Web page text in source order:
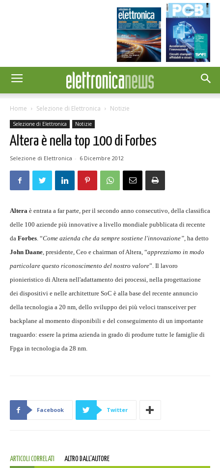
Home Selezione di Elettronica Notizie
Selezione di Elettronica Notizie
Altera è nella top 100 di Forbes
Selezione di Elettronica - 6 Dicembre 2012
Altera è entrata a far parte, per il secondo anno consecutivo, della classifica
delle 100 aziende più innovative a livello mondiale pubblicata di recente
da Forbes. “Come azienda che da sempre sostiene l'innovazione”, ha detto
John Daane, presidente, Ceo e chairman of Altera, “apprezziamo in modo
particolare questo riconoscimento del nostro valore”. Il lavoro
pionieristico di Altera nell'adattamento dei processi, nella progettazione
dei dispositivi e nelle architetture SoC è alla base del recente annuncio
della tecnologia a 20 nm, dello sviluppo dei più veloci transceiver per
backplane al momento disponibili e del conseguimento di un importante
traguardo: essere la prima azienda in grado di produrre tutte le famiglie di
Fpga in tecnologia da 28 nm.
Facebook Twitter
ARTICOLI CORRELATI ALTRO DALL'AUTORE